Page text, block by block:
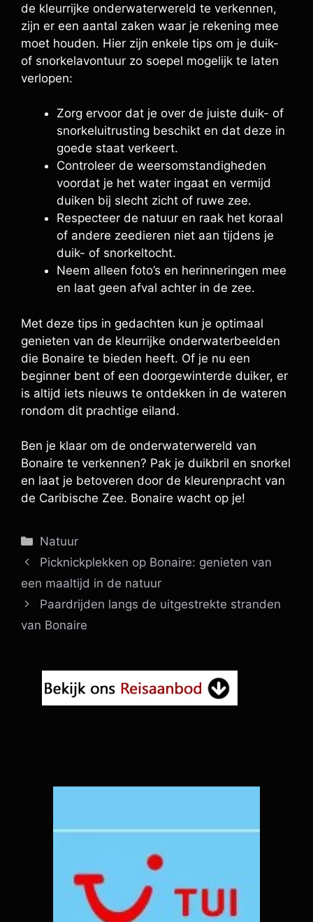
de kleurrijke onderwaterwereld te verkennen,
zijn er een aantal zaken waar je rekening mee
moet houden. Hier zijn enkele tips om je duik-
of snorkelavontuur zo soepel mogelijk te laten
verlopen:
Zorg ervoor dat je over de juiste duik- of
snorkeluitrusting beschikt en dat deze in
goede staat verkeert.
Controleer de weersomstandigheden
voordat je het water ingaat en vermijd
duiken bij slecht zicht of ruwe zee.
Respecteer de natuur en raak het koraal
of andere zeedieren niet aan tijdens je
duik- of snorkeltocht.
Neem alleen foto’s en herinneringen mee
en laat geen afval achter in de zee.
Met deze tips in gedachten kun je optimaal
genieten van de kleurrijke onderwaterbeelden
die Bonaire te bieden heeft. Of je nu een
beginner bent of een doorgewinterde duiker, er
is altijd iets nieuws te ontdekken in de wateren
rondom dit prachtige eiland.
Ben je klaar om de onderwaterwereld van
Bonaire te verkennen? Pak je duikbril en snorkel
en laat je betoveren door de kleurenpracht van
de Caribische Zee. Bonaire wacht op je!
Categorieën
Natuur
Picknickplekken op Bonaire: genieten van
een maaltijd in de natuur
Paardrijden langs de uitgestrekte stranden
van Bonaire